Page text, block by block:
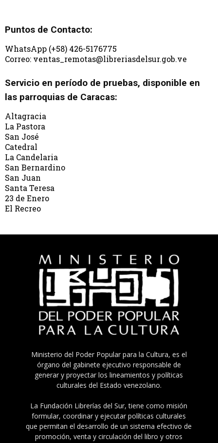
Puntos de Contacto:
WhatsApp (+58) 426-5176775
Correo: ventas_remotas@libreriasdelsur.gob.ve
Servicio en período de pruebas, disponible en
las parroquias de Caracas:
Altagracia
La Pastora
San José
Catedral
La Candelaria
San Bernardino
San Juan
Santa Teresa
23 de Enero
El Recreo
Ministerio del Poder Popular para la Cultura, es el
órgano del gabinete ejecutivo responsable de
generar y proyectar los lineamientos y políticas
culturales del Estado venezolano.
La Fundación Librerías del Sur, tiene como misión
formular, coordinar y ejecutar políticas culturales
que permitan el desarrollo de un sistema efectivo de
promoción, venta y circulación del libro y otros